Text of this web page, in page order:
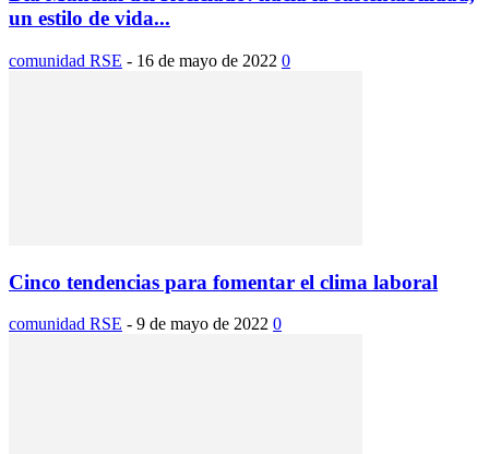
un estilo de vida...
comunidad RSE - 16 de mayo de 2022 0
Cinco tendencias para fomentar el clima laboral
comunidad RSE - 9 de mayo de 2022 0